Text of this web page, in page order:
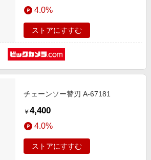
4.0%
ストアにすすむ
チェーンソー替刃 A-67181
￥ 4,400
4.0%
ストアにすすむ